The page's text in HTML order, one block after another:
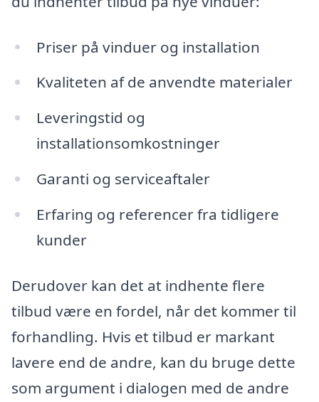
Priser på vinduer og installation
Kvaliteten af de anvendte materialer
Leveringstid og
installationsomkostninger
Garanti og serviceaftaler
Erfaring og referencer fra tidligere
kunder
Derudover kan det at indhente flere
tilbud være en fordel, når det kommer til
forhandling. Hvis et tilbud er markant
lavere end de andre, kan du bruge dette
som argument i dialogen med de andre